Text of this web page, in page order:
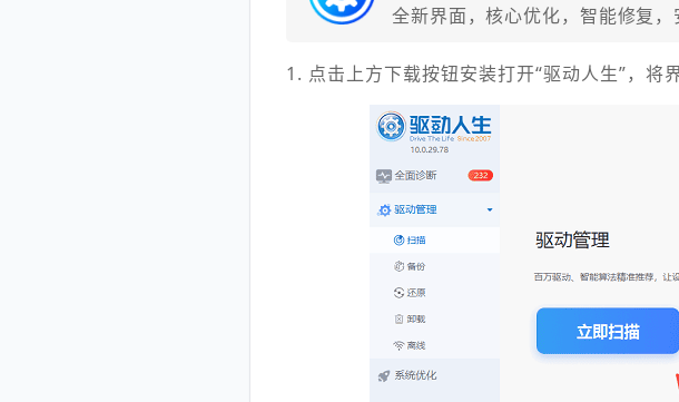
全新界面，核心优化，智能修复，
1. 点击上方下载按钮安装打开“驱动人生”，将